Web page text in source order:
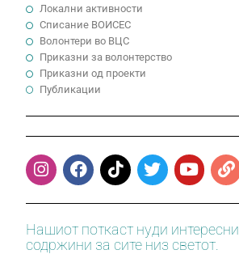
Локални активности
Cписание ВОИСЕС
Волонтери во ВЦС
Приказни за волонтерство
Приказни од проекти
Публикации
Нашиот поткаст нуди интересни
содржини за сите низ светот.